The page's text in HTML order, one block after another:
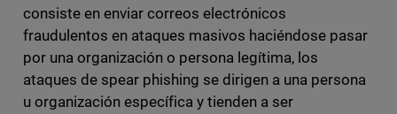
consiste en enviar correos electrónicos
fraudulentos en ataques masivos haciéndose pasar
por una organización o persona legítima, los
ataques de spear phishing se dirigen a una persona
u organización específica y tienden a ser